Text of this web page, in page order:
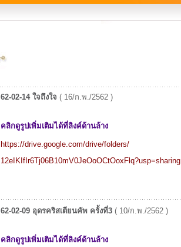
62-02-14 ใจถึงใจ ( 16/ก.พ./2562 )
คลิกดูรูปเพิ่มเติมได้ที่ลิงค์ด้านล้าง
https://drive.google.com/drive/folders/
12eIKIfIr6Tj06B10mV0JeOoOCtOoxFlq?usp=sharing
62-02-09 อุดรคริสเตียนคัพ ครั้งที่3 ( 10/ก.พ./2562 )
คลิกดูรูปเพิ่มเติมได้ที่ลิงค์ด้านล้าง